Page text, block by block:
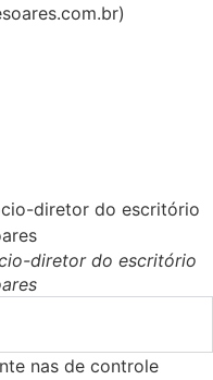
diretor do escritório
nas de controle